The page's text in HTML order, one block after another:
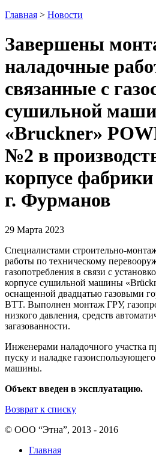
Главная > Новости
Завершены
наладочные
связанные с
сушильной
«Bruckner»
№2 в
корпусе
г. Фурманов
29 Марта 2023
Специалистами строительно-
работы по техническому
газопотребления в связи с
корпусе сушильной машины
оснащенной двадцатью газовыми
BTT. Выполнен монтаж ГРУ,
низкого давления, средств
загазованности.
Инженерами наладочного участка
пуску и наладке
машины.
Объект введен в эксплуатацию.
Возврат к списку
© ООО “Этна”, 2013 - 2016
Главная